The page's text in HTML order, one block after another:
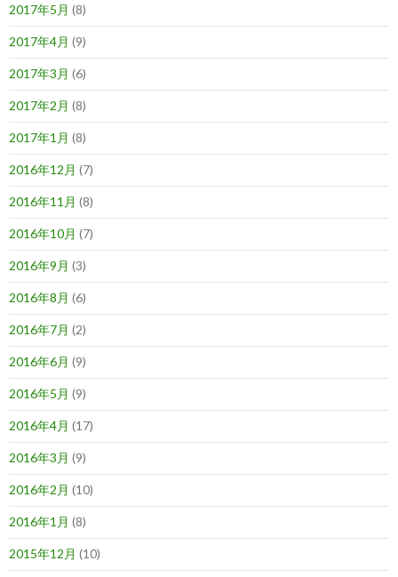
2017年5月 (8)
2017年4月 (9)
2017年3月 (6)
2017年2月 (8)
2017年1月 (8)
2016年12月 (7)
2016年11月 (8)
2016年10月 (7)
2016年9月 (3)
2016年8月 (6)
2016年7月 (2)
2016年6月 (9)
2016年5月 (9)
2016年4月 (17)
2016年3月 (9)
2016年2月 (10)
2016年1月 (8)
2015年12月 (10)